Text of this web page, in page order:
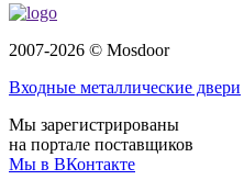
2007-2026 © Mosdoor
Входные металлические двери
Мы зарегистрированы
на портале поставщиков
Мы в ВКонтакте